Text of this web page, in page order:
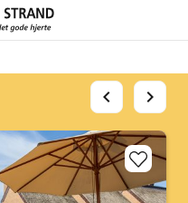
chevron_left chevron_right